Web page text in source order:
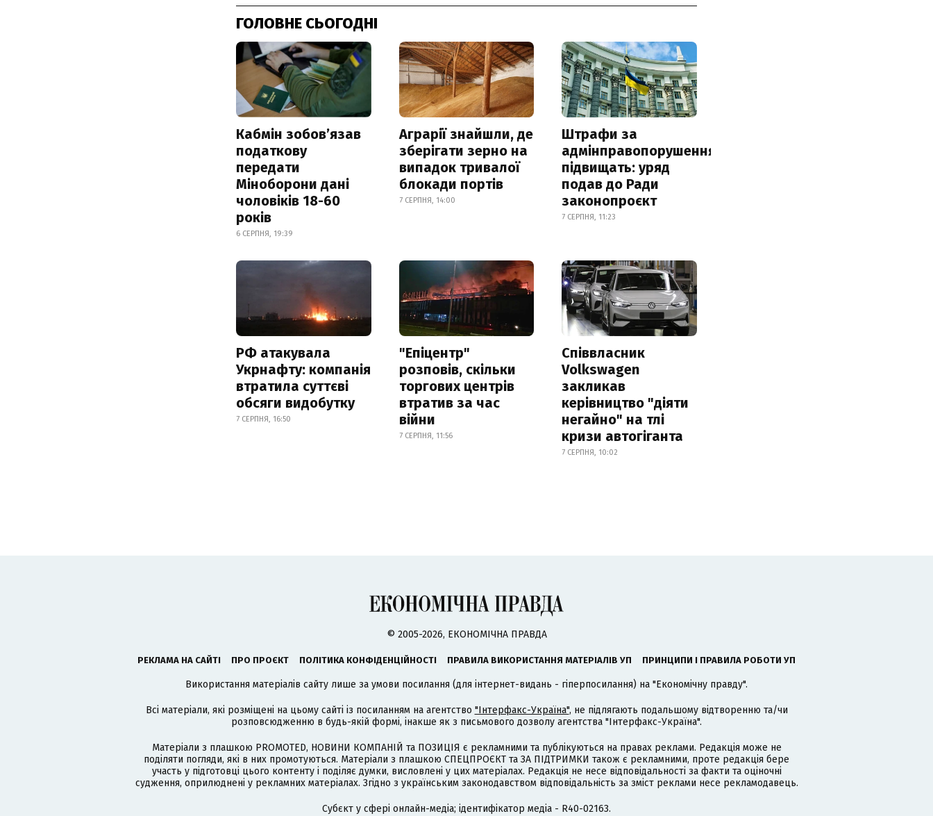
ГОЛОВНЕ СЬОГОДНІ
Кабмін зобовʼязав
податкову
передати
Міноборони дані
чоловіків 18-60
років
6 СЕРПНЯ, 19:39
Аграрії знайшли, де
зберігати зерно на
випадок тривалої
блокади портів
7 СЕРПНЯ, 14:00
Штрафи за
адмінправопорушення
підвищать: уряд
подав до Ради
законопроєкт
7 СЕРПНЯ, 11:23
РФ атакувала
Укрнафту: компанія
втратила суттєві
обсяги видобутку
7 СЕРПНЯ, 16:50
"Епіцентр"
розповів, скільки
торгових центрів
втратив за час
війни
7 СЕРПНЯ, 11:56
Співвласник
Volkswagen
закликав
керівництво "діяти
негайно" на тлі
кризи автогіганта
7 СЕРПНЯ, 10:02
© 2005-2026, ЕКОНОМІЧНА ПРАВДА
РЕКЛАМА НА САЙТІ ПРО ПРОЄКТ ПОЛІТИКА КОНФІДЕНЦІЙНОСТІ ПРАВИЛА ВИКОРИСТАННЯ МАТЕРІАЛІВ УП ПРИНЦИПИ І ПРАВИЛА РОБОТИ УП
Використання матеріалів сайту лише за умови посилання (для інтернет-видань - гіперпосилання) на "Економічну правду".
Всі матеріали, які розміщені на цьому сайті із посиланням на агентство "Інтерфакс-Україна", не підлягають подальшому відтворенню та/чи
розповсюдженню в будь-якій формі, інакше як з письмового дозволу агентства "Інтерфакс-Україна".
Матеріали з плашкою PROMOTED, НОВИНИ КОМПАНІЙ та ПОЗИЦІЯ є рекламними та публікуються на правах реклами. Редакція може не
поділяти погляди, які в них промотуються. Матеріали з плашкою СПЕЦПРОЄКТ та ЗА ПІДТРИМКИ також є рекламними, проте редакція бере
участь у підготовці цього контенту і поділяє думки, висловлені у цих матеріалах. Редакція не несе відповідальності за факти та оціночні
судження, оприлюднені у рекламних матеріалах. Згідно з українським законодавством відповідальність за зміст реклами несе рекламодавець.
Cубєкт у сфері онлайн-медіа; ідентифікатор медіа - R40-02163.